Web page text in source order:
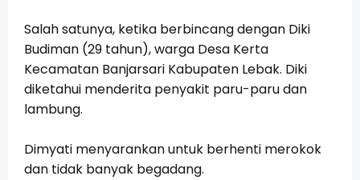
Salah satunya, ketika berbincang dengan Diki
Budiman (29 tahun), warga Desa Kerta
Kecamatan Banjarsari Kabupaten Lebak. Diki
diketahui menderita penyakit paru-paru dan
lambung.
Dimyati menyarankan untuk berhenti merokok
dan tidak banyak begadang.